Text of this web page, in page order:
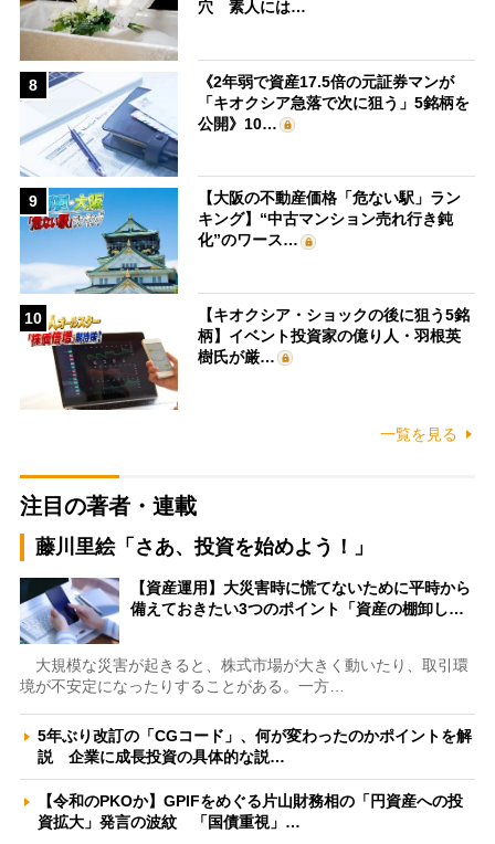
穴 素人には…
8
《2年弱で資産17.5倍の元証券マンが
「キオクシア急落で次に狙う」5銘柄を
公開》10…
9
【大阪の不動産価格「危ない駅」ラン
キング】“中古マンション売れ行き鈍
化”のワース…
10
【キオクシア・ショックの後に狙う5銘
柄】イベント投資家の億り人・羽根英
樹氏が厳…
一覧を見る
注目の著者・連載
藤川里絵「さあ、投資を始めよう！」
【資産運用】大災害時に慌てないために平時から
備えておきたい3つのポイント「資産の棚卸し…
大規模な災害が起きると、株式市場が大きく動いたり、取引環
境が不安定になったりすることがある。一方…
5年ぶり改訂の「CGコード」、何が変わったのかポイントを解
説 企業に成長投資の具体的な説…
【令和のPKOか】GPIFをめぐる片山財務相の「円資産への投
資拡大」発言の波紋 「国債重視」…